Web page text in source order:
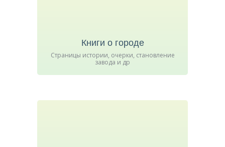
Книги о городе
Страницы истории, очерки, становление
завода и др